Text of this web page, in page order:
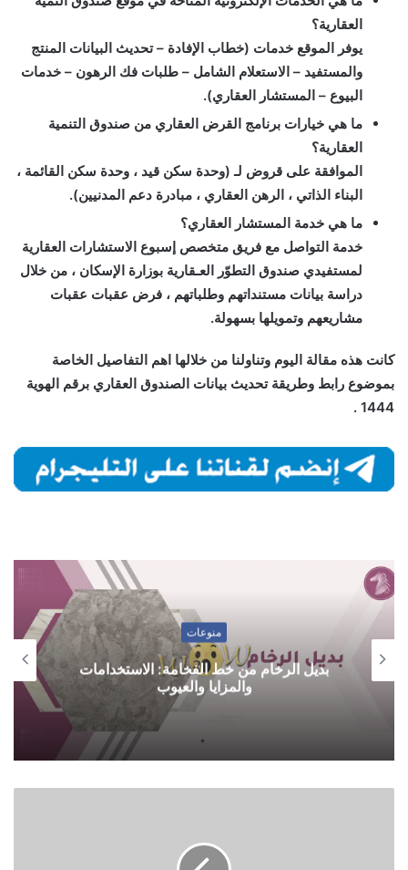
العقارية؟
يوفر الموقع خدمات (خطاب الإفادة – تحديث البيانات المنتج
والمستفيد – الاستعلام الشامل – طلبات فك الرهون – خدمات
البيوع – المستشار العقاري).
ما هي خيارات برنامج القرض العقاري من صندوق التنمية
العقارية؟
الموافقة على قروض لـ (وحدة سكن قيد ، وحدة سكن القائمة ،
البناء الذاتي ، الرهن العقاري ، مبادرة دعم المدنيين).
ما هي خدمة المستشار العقاري؟
خدمة التواصل مع فريق متخصص إسبوع الاستشارات العقارية
لمستفيدي صندوق التطوّر العـقارية بوزارة الإسكان ، من خلال
دراسة بيانات مستنداتهم وطلباتهم ، فرض عقبات عقبات
مشاريعهم وتمويلها بسهولة.
كانت هذه مقالة اليوم وتناولنا من خلالها اهم التفاصيل الخاصة
بموضوع رابط وطريقة تحديث بيانات الصندوق العقاري برقم الهوية
1444
.
منوعات
بديل الرخام من خط الفخامة: الاستخدامات
والمزايا والعيوب